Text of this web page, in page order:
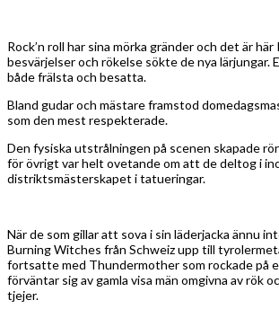
Rock’n roll har sina mörka gränder och det är
besvärjelser och rökelse sökte de nya lärjungar.
både frälsta och besatta.
Bland gudar och mästare framstod
som den mest respekterade.
Den fysiska utstrålningen på scenen skapade
för övrigt var helt ovetande om att de deltog i
distriktsmästerskapet i tatueringar.
När de som gillar att sova i sin läderjacka ännu
Burning Witches från Schweiz upp till
fortsatte med Thundermother som rockade på
förväntar sig av gamla visa män omgivna av rök
tjejer.